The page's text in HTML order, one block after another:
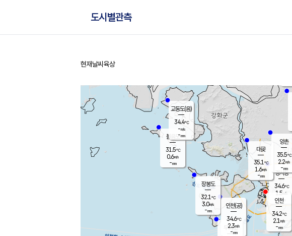
도시별관측
홈
현재날씨 육상
무의도
볼음도
31.5℃
0.6m/s
-mm
장봉도
32.1℃
3.0m/s
-mm
경서동
34.6℃
1.5 m/s
-mm
대곶
35.1℃
1.6m/s
-mm
양촌
35.5℃
2.2m/s
-mm
인천(공)
34.6℃
2.3m/s
-mm
교동도(음)
34.4℃
-m/s
-mm
인천
34.2℃
2.1 m/s
-mm